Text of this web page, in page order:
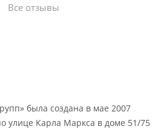
Все отзывы
была создана в мае 2007
улице Карла Маркса в доме 51/75